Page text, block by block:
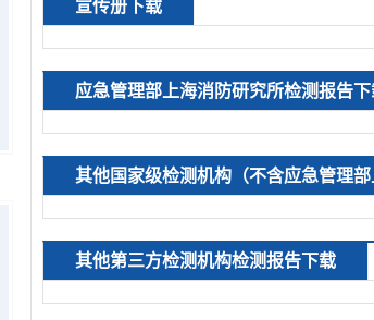
宣传册下载
应急管理部上海消防研究所检测报告下
其他国家级检测机构（不含应急管理
其他第三方检测机构检测报告下载